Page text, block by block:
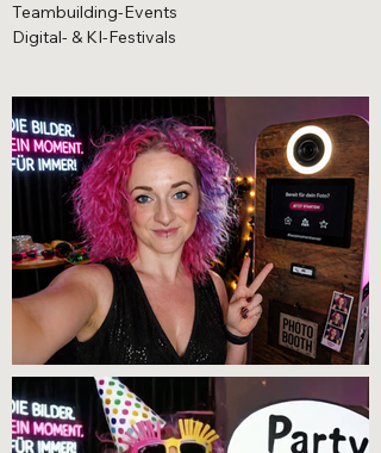
Teambuilding-Events
Digital- & KI-Festivals